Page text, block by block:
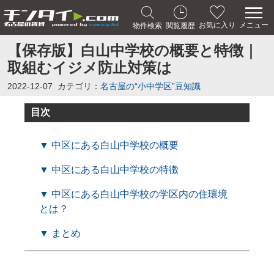
物件検索 閲覧履歴 お気に入り メニュー
【保存版】白山中学校の概要と特徴｜
取組むイジメ防止対策は
2022-12-07 カテゴリ： 名古屋の“小中学区”豆知識
目次
▼ 中区にある白山中学校の概要
▼ 中区にある白山中学校の特徴
▼ 中区にある白山中学校の学区内の住環境
とは？
▼ まとめ